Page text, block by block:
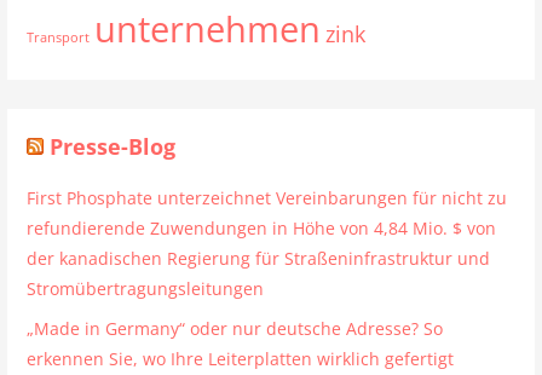
Transport unternehmen zink
Presse-Blog
First Phosphate unterzeichnet Vereinbarungen für nicht zu
refundierende Zuwendungen in Höhe von 4,84 Mio. $ von
der kanadischen Regierung für Straßeninfrastruktur und
Stromübertragungsleitungen
„Made in Germany“ oder nur deutsche Adresse? So
erkennen Sie, wo Ihre Leiterplatten wirklich gefertigt